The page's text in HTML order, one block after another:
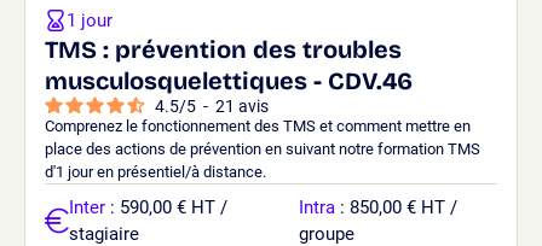
TMS : prévention des troubles
musculosquelettiques - CDV.46
4.5/5 - 21 avis
Comprenez le fonctionnement des TMS et comment mettre en
place des actions de prévention en suivant notre formation TMS
d'1 jour en présentiel/à distance.
1 jour
Inter : 590,00 € HT /
stagiaire
Intra : 850,00 € HT /
groupe